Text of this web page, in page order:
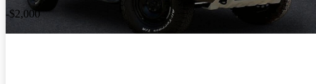
-$2,000